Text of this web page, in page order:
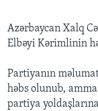
Azərbaycan Xalq
Elbəyi Kərimlinin
Partiyanın
həbs olunub,
partiya